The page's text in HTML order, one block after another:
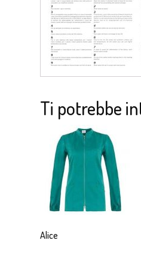
Ti potrebbe
Alice